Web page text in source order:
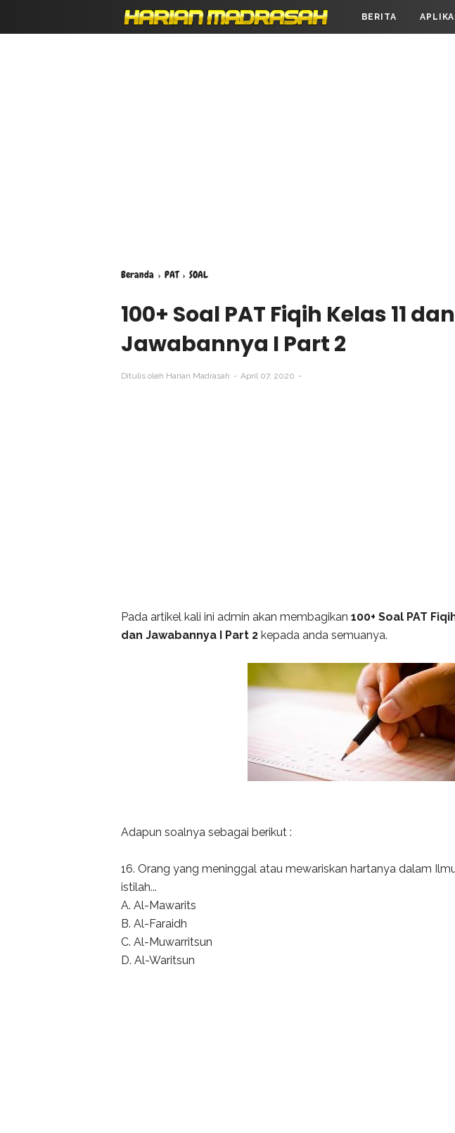
BERITA
Beranda › PAT › SOAL
100+ Soal PAT Fiqih Kelas 11 dan
Jawabannya I Part 2
Ditulis oleh Harian Madrasah April 07, 2020
Pada artikel kali ini admin akan membagikan 100+ Soal PAT
dan Jawabannya I Part 2 kepada anda semuanya.
Adapun soalnya sebagai berikut :
16. Orang yang meninggal atau mewariskan hartanya dalam
istilah...
A. Al-Mawarits
B. Al-Faraidh
C. Al-Muwarritsun
D. Al-Waritsun